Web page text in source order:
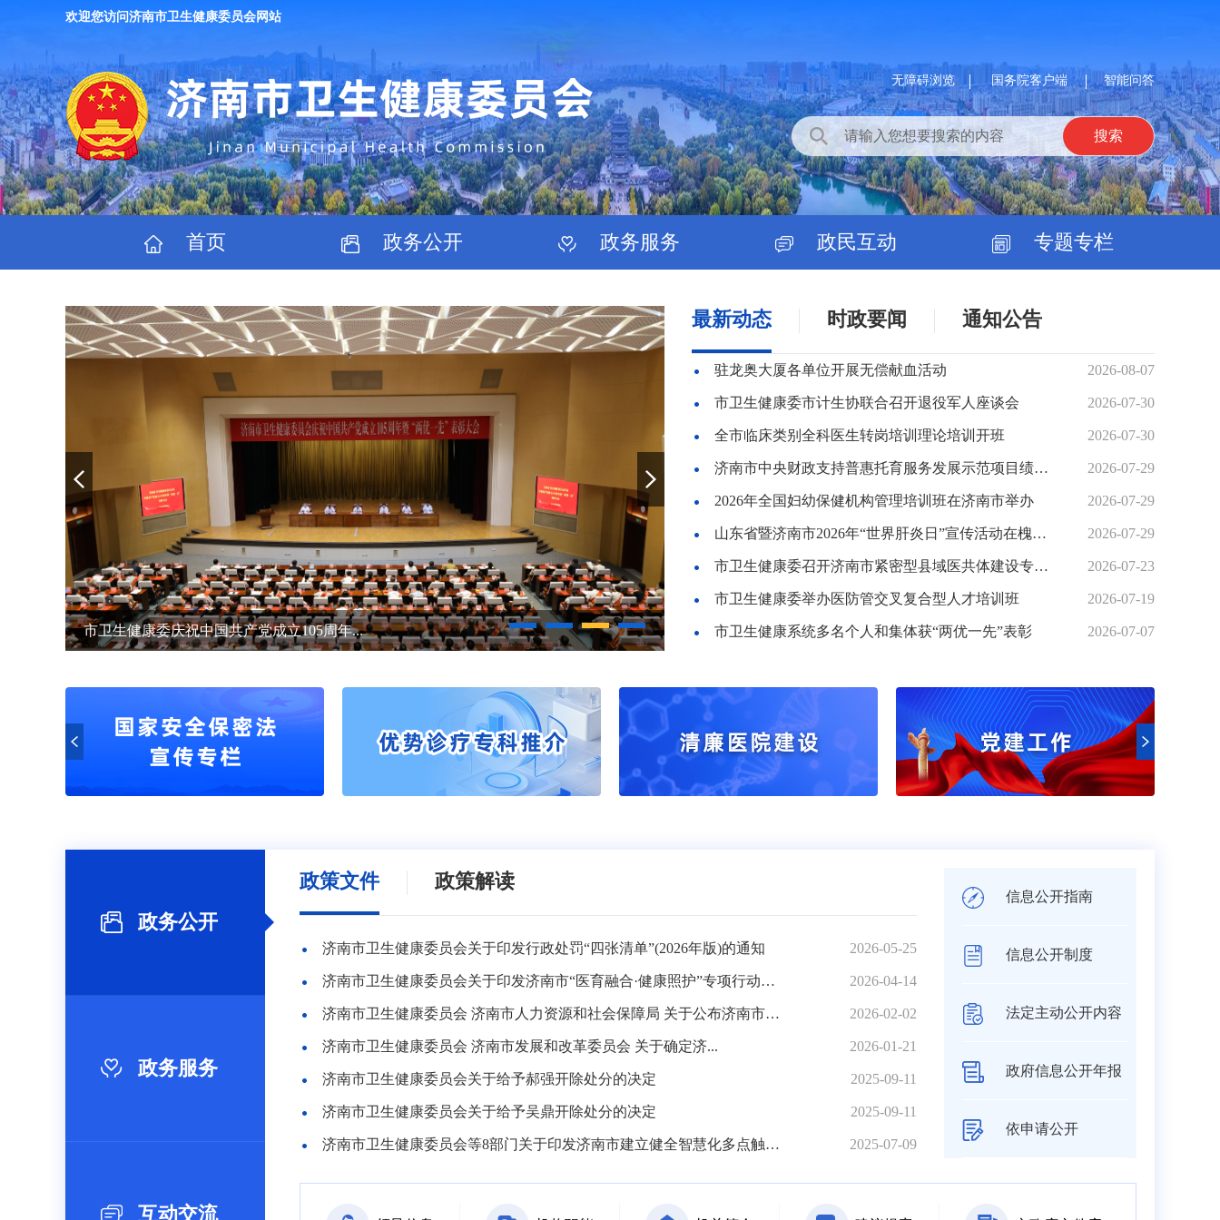
欢迎您访问济南市卫生健康委员会网站
无障碍浏览 国务院客户端 智能问答
首页 政务公开 政务服务 政民互动 专题专栏
市卫生健康委庆祝中国共产党成立105周年... 济南考点2026年国家医师资格考试实践技...
最新动态 时政要闻 通知公告
驻龙奥大厦各单位开展无偿献血活动 2026-08-07
市卫生健康委市计生协联合召开退役军人座谈会 2026-07-30
全市临床类别全科医生转岗培训理论培训开班 2026-07-30
济南市中央财政支持普惠托育服务发展示范项目绩效评价结果为“优” 2026-07-29
2026年全国妇幼保健机构管理培训班在济南市举办 2026-07-29
山东省暨济南市2026年“世界肝炎日”宣传活动在槐荫区举办 2026-07-29
市卫生健康委召开济南市紧密型县域医共体建设专项研究开题会 2026-07-23
市卫生健康委举办医防管交叉复合型人才培训班 2026-07-19
市卫生健康系统多名个人和集体获“两优一先”表彰 2026-07-07
政务公开
政务服务
互动交流
政策文件 政策解读
济南市卫生健康委员会关于印发行政处罚“四张清单”(2026年版)的通知 2026-05-25
济南市卫生健康委员会关于印发济南市“医育融合·健康照护”专项行动实施方案的通知 2026-04-14
济南市卫生健康委员会 济南市人力资源和社会保障局 关于公布济南市卫生技术和基层卫生技术职务高级评... 2026-02-02
济南市卫生健康委员会 济南市发展和改革委员会 关于确定济... 2026-01-21
济南市卫生健康委员会关于给予郝强开除处分的决定 2025-09-11
济南市卫生健康委员会关于给予吴鼎开除处分的决定 2025-09-11
济南市卫生健康委员会等8部门关于印发济南市建立健全智慧化多点触发传染病监测预警体系三年行动方案（20... 2025-07-09
信息公开指南
信息公开制度
法定主动公开内容
政府信息公开年报
依申请公开